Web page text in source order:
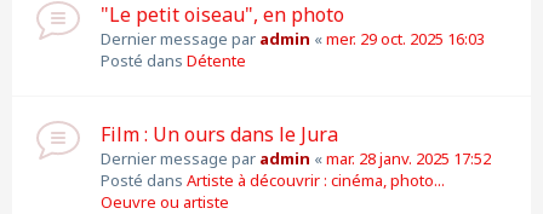
"Le petit oiseau", en photo
Dernier message par admin «mer. 29 oct. 2025 16:03
Posté dans Détente
Film : Un ours dans le Jura
Dernier message par admin «mar. 28 janv. 2025 17:52
Posté dans Artiste à découvrir : cinéma, photo...
Oeuvre ou artiste